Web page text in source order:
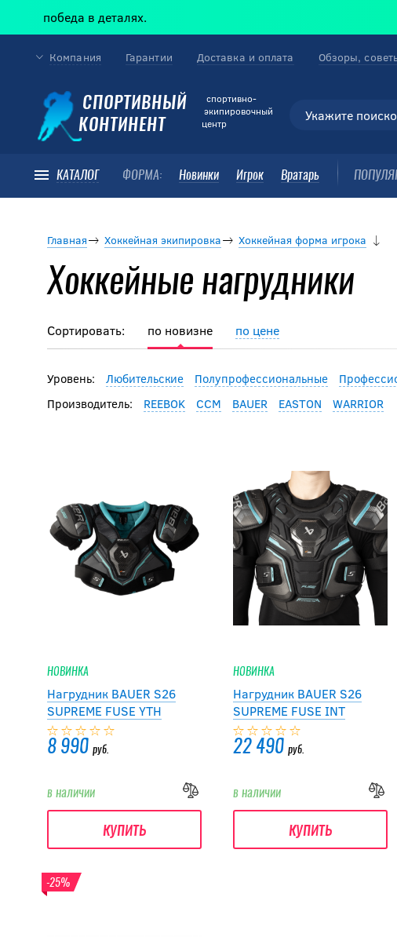
деталях.
СПОРТИВНЫЙ
КОНТИНЕНТ
cпортивно-
экипировочный
центр
КАТАЛОГ ФОРМА: Новинки Игрок Вратарь
Компания Гарантии Доставка и оплата Обзоры,
Главная Хоккейная экипировка Хоккейная форма игрока
Хоккейные нагрудники
Сортировать: по новизне по цене
Уровень: Любительские Полупрофессиональные
Производитель:
REEBOK CCM BAUER EASTON WARRIOR
НОВИНКА
Нагрудник BAUER S26
SUPREME FUSE YTH
8 990 руб.
в наличии
купить
НОВИНКА
Нагрудник BAUER S26
SUPREME FUSE INT
22 490 руб.
в наличии
купить
-25%